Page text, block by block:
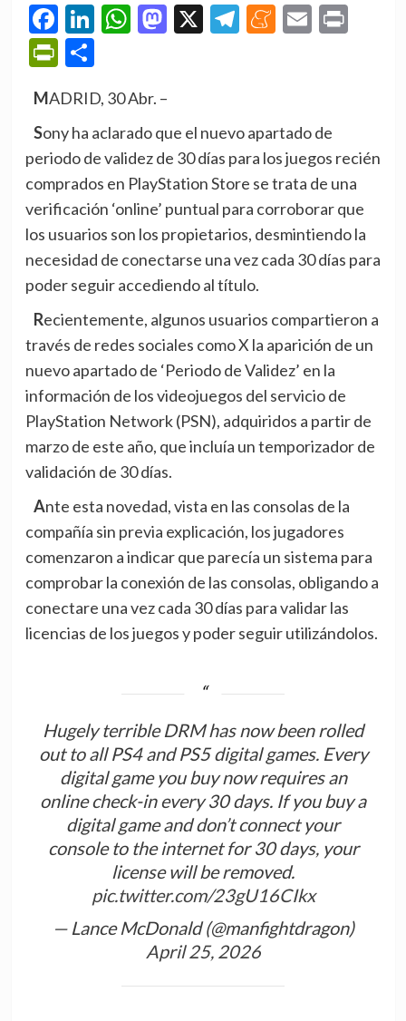
Facebook
LinkedIn
WhatsApp
Mastodon
X Telegram
Meneame
Email
PrintFriendly
Compartir
MADRID, 30 Abr. –
Sony ha aclarado que el nuevo apartado de
periodo de validez de 30 días para los juegos recién
comprados en PlayStation Store se trata de una
verificación ‘online’ puntual para corroborar que
los usuarios son los propietarios, desmintiendo la
necesidad de conectarse una vez cada 30 días para
poder seguir accediendo al título.
Recientemente, algunos usuarios compartieron a
través de redes sociales como X la aparición de un
nuevo apartado de ‘Periodo de Validez’ en la
información de los videojuegos del servicio de
PlayStation Network (PSN), adquiridos a partir de
marzo de este año, que incluía un temporizador de
validación de 30 días.
Ante esta novedad, vista en las consolas de la
compañía sin previa explicación, losjugadores
comenzaron a indicarque parecía un sistema para
comprobar la conexión de las consolas, obligando a
conectare una vez cada 30 días para validar las
licencias de los juegos y poder seguir utilizándolos.
Hugely terrible DRM has now been rolled
out to all PS4 and PS5 digital games. Every
digital game you buy now requires an
online check-in every 30 days. If you buy a
digital game and don’t connect your
console to the internet for 30 days, your
license will be removed.
pic.twitter.com/23gU16CIkx
— Lance McDonald (@manfightdragon)
April 25, 2026